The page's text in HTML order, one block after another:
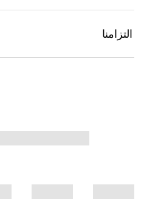
التزامنا